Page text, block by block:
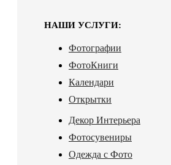
НАШИ УСЛУГИ:
Фотографии
ФотоКниги
Календари
Открытки
Декор Интерьера
Фотосувениры
Одежда с Фото